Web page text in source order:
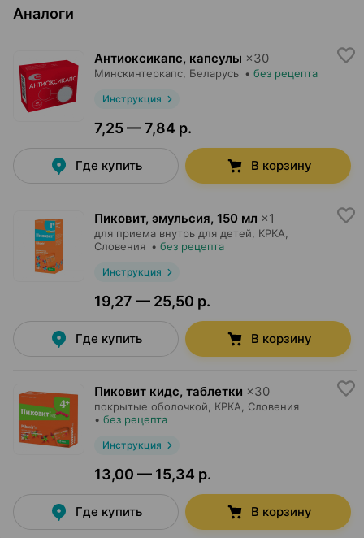
Аналоги
Антиоксикапс, капсулы ×30
Минскинтеркапс , Беларусь • без рецепта
Инструкция
7,25 — 7,84 р.
Где купить В корзину
Пиковит, эмульсия, 150 мл ×1
для приема внутрь для детей, КРКА
Словения • без рецепта
Инструкция
19,27 — 25,50 р.
Где купить В корзину
Пиковит кидс, таблетки ×30
покрытые оболочкой, КРКА , Словения
• без рецепта
Инструкция
13,00 — 15,34 р.
Где купить В корзину